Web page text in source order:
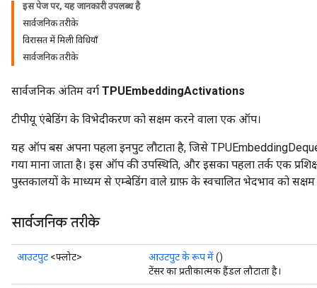
इस पेज पर, यह जानकारी उपलब्ध है
सार्वजनिक तरीके
विरासत में मिली विधियाँ
सार्वजनिक तरीके
सार्वजनिक अंतिम वर्ग TPUEmbeddingActivations
टीपीयू एंबेडिंग के विभेदीकरण को सक्षम करने वाला एक ऑप।
यह ऑप बस अपना पहला इनपुट लौटाता है, जिसे
गया माना जाता है। इस ऑप की उपस्थिति, और इसका पहला तर्क एक
पुस्तकालयों के माध्यम से एम्बेडिंग वाले ग्राफ़ के स्वचालित भेदभाव को सक्षम
सार्वजनिक तरीके
आउटपुट <फ्लोट> आउटपुट के रूप में()
टेंसर का प्रतीकात्मक हैंडल लौटाता है।